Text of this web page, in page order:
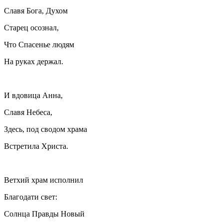
Славя Бога, Духом
Старец осознал,
Что Спасенье людям
На руках держал.
И вдовица Анна,
Славя Небеса,
Здесь, под сводом храма
Встретила Христа.
Ветхий храм исполнил
Благодати свет:
Солнца Правды Новый